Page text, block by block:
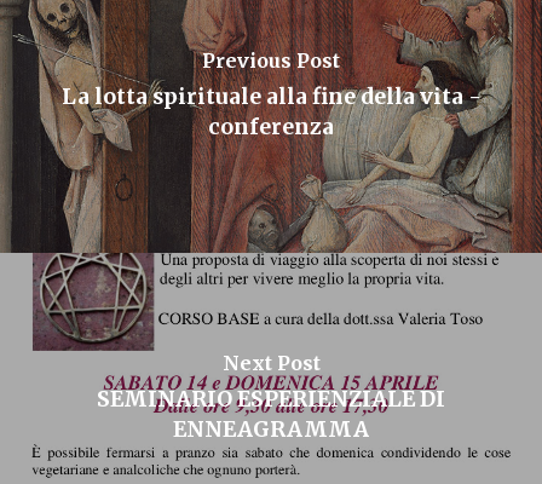
Previous Post
La lotta spirituale alla fine della vita -
conferenza
Next Post
SEMINARIO ESPERIENZIALE DI
ENNEAGRAMMA